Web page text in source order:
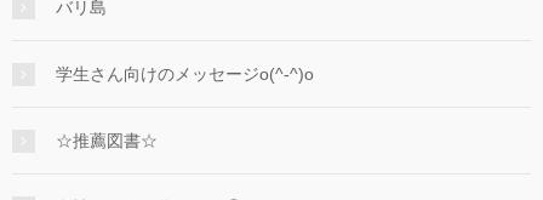
バリ島
学生さん向けのメッセージo(^-^)o
☆推薦図書☆